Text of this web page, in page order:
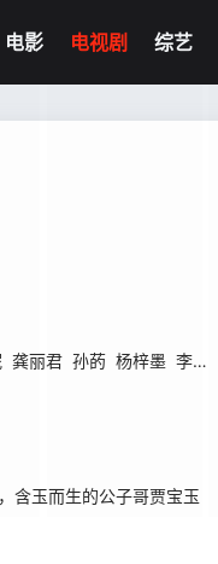
电影 电视剧 综艺
龚丽君 孙菂 杨梓墨 李艳
含玉而生的公子哥贾宝玉